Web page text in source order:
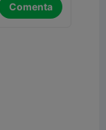
Comenta